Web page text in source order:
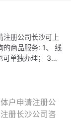
注册公司长沙可上
的商品服务: 1、 线
一般工商是5-7个
户申请注册公
册长沙公司咨